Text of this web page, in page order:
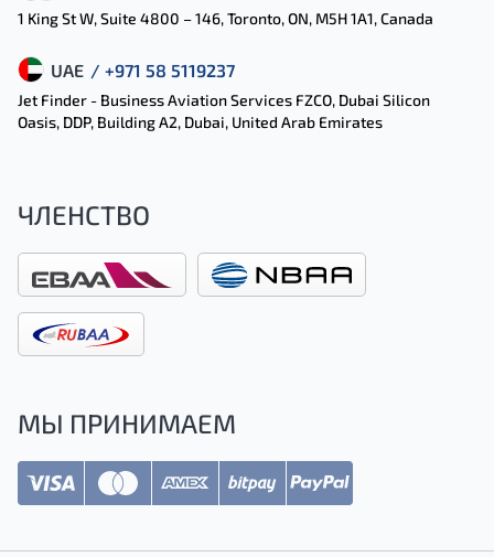
1 King St W, Suite 4800 – 146, Toronto, ON, M5H 1A1, Canada
UAE / +971 58 5119237
Jet Finder - Business Aviation Services FZCO, Dubai Silicon
Oasis, DDP, Building A2, Dubai, United Arab Emirates
ЧЛЕНСТВО
МЫ ПРИНИМАЕМ